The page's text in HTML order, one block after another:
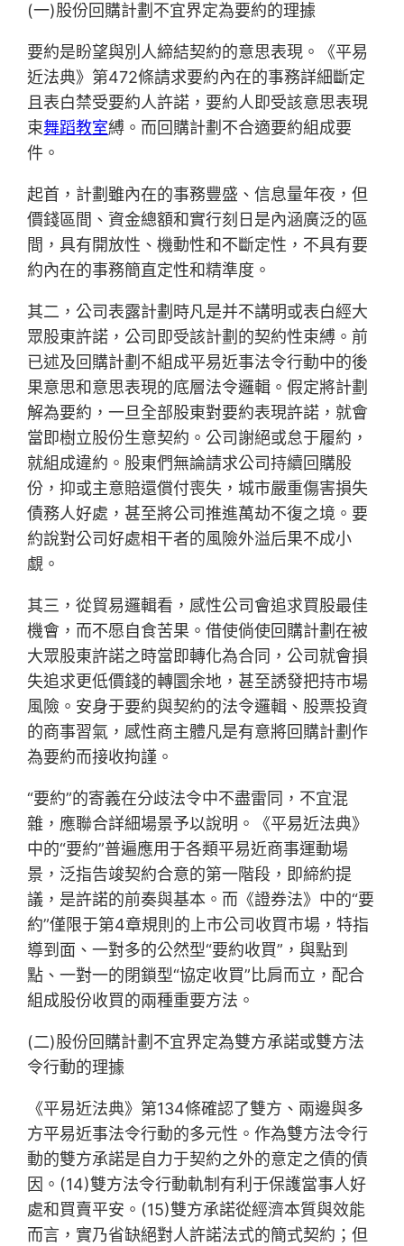
(一)股份回購計劃不宜界定為要約的理據
要約是盼望與別人締結契約的意思表現。《平易
近法典》第472條請求要約內在的事務詳細斷定
且表白禁受要約人許諾，要約人即受該意思表現
束舞蹈教室縛。而回購計劃不合適要約組成要
件。
起首，計劃雖內在的事務豐盛、信息量年夜，但
價錢區間、資金總額和實行刻日是內涵廣泛的區
間，具有開放性、機動性和不斷定性，不具有要
約內在的事務簡直定性和精準度。
其二，公司表露計劃時凡是并不講明或表白經大
眾股東許諾，公司即受該計劃的契約性束縛。前
已述及回購計劃不組成平易近事法令行動中的後
果意思和意思表現的底層法令邏輯。假定將計劃
解為要約，一旦全部股東對要約表現許諾，就會
當即樹立股份生意契約。公司謝絕或怠于履約，
就組成違約。股東們無論請求公司持續回購股
份，抑或主意賠還償付喪失，城市嚴重傷害損失
債務人好處，甚至將公司推進萬劫不復之境。要
約說對公司好處相干者的風險外溢后果不成小
覷。
其三，從貿易邏輯看，感性公司會追求買股最佳
機會，而不愿自食苦果。借使倘使回購計劃在被
大眾股東許諾之時當即轉化為合同，公司就會損
失追求更低價錢的轉圜余地，甚至誘發把持市場
風險。安身于要約與契約的法令邏輯、股票投資
的商事習氣，感性商主體凡是有意將回購計劃作
為要約而接收拘謹。
“要約”的寄義在分歧法令中不盡雷同，不宜混
雜，應聯合詳細場景予以說明。《平易近法典》
中的“要約”普遍應用于各類平易近商事運動場
景，泛指告竣契約合意的第一階段，即締約提
議，是許諾的前奏與基本。而《證券法》中的“要
約”僅限于第4章規則的上市公司收買市場，特指
導到面、一對多的公然型“要約收買”，與點到
點、一對一的閉鎖型“協定收買”比肩而立，配合
組成股份收買的兩種重要方法。
(二)股份回購計劃不宜界定為雙方承諾或雙方法
令行動的理據
《平易近法典》第134條確認了雙方、兩邊與多
方平易近事法令行動的多元性。作為雙方法令行
動的雙方承諾是自力于契約之外的意定之債的債
因。(14)雙方法令行動軌制有利于保護當事人好
處和買賣平安。(15)雙方承諾從經濟本質與效能
而言，實乃省缺絕對人許諾法式的簡式契約；但